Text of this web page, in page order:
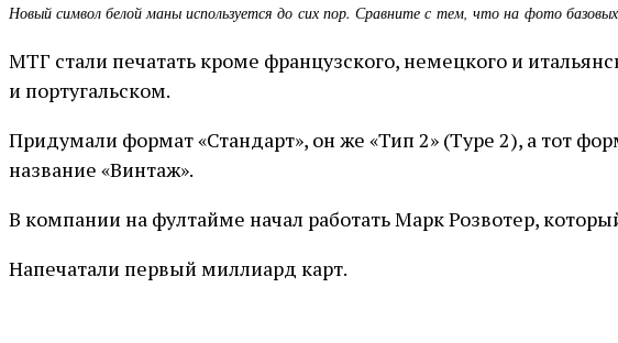
Новый символ белой маны используется до сих пор. Сравните с тем, что на фото
МТГ стали печатать кроме французского, немецкого и
и португальском.
Придумали формат «Стандарт», он же «Тип 2» (Type 2), а тот
название «Винтаж».
В компании на фултайме начал работать Марк Розвотер,
Напечатали первый миллиард карт.